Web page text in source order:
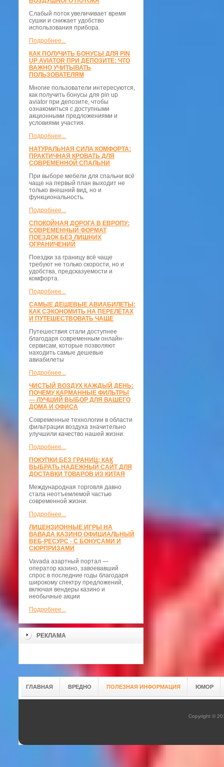
Слабый поток увеличивает время
сушки и снижает удобство
использования прибора.
Подробнее...
КАК ПОЛУЧИТЬ БОНУСЫ ДЛЯ PIN
UP AVIATOR ПРИ ДЕПОЗИТЕ: ЧТО
ВАЖНО УЧИТЫВАТЬ
ПОЛЬЗОВАТЕЛЯМ
Многие пользователи интересуются,
как получить бонусы для pin up
aviator при депозите, чтобы
ознакомиться с доступными
акционными предложениями и
условиями участия.
Подробнее...
НАТУРАЛЬНАЯ СИЛА КОМФОРТА:
ПРАКТИЧНАЯ КРОВАТЬ ДЛЯ
СОВРЕМЕННОЙ СПАЛЬНИ
При выборе мебели для спальни всё
чаще на первый план выходит не
только внешний вид, но и
функциональность.
Подробнее...
СПОКОЙНАЯ ДОРОГА В ЕВРОПУ:
СОВРЕМЕННЫЙ ФОРМАТ
ПОЕЗДОК БЕЗ ЛИШНИХ
ОГРАНИЧЕНИЙ
Поездки за границу всё чаще
требуют не только скорости, но и
удобства, предсказуемости и
комфорта.
Подробнее...
САМЫЕ ДЕШЕВЫЕ АВИАБИЛЕТЫ:
КАК СЭКОНОМИТЬ НА ПЕРЕЛЁТАХ
И ПУТЕШЕСТВОВАТЬ ЧАЩЕ
Путешествия стали доступнее
благодаря современным онлайн-
сервисам, которые позволяют
находить самые дешевые
авиабилеты
Подробнее...
ЧИСТЫЙ ВОЗДУХ КАЖДЫЙ ДЕНЬ:
ПОЧЕМУ КАРМАННЫЕ ФИЛЬТРЫ
— ЛУЧШИЙ ВЫБОР ДЛЯ ВАШЕГО
ДОМА И ОФИСА
Современные технологии в области
фильтрации воздуха значительно
улучшили качество нашей жизни.
Подробнее...
ПОКУПКИ БЕЗ ГРАНИЦ: КАК
ВЫБРАТЬ НАДЕЖНЫЙ САЙТ ДЛЯ
ДОСТАВКИ ТОВАРОВ ИЗ КИТАЯ
Международная торговля давно
стала неотъемлемой частью
современной жизни.
Подробнее...
ЛИЦЕНЗИОННЫЕ ИГРЫ НА
ВАВАДА КАЗИНО ОФИЦИАЛЬНЫЙ
ВЕБ-РЕСУРС - С БОНУСАМИ И
СЮРПРИЗАМИ
Vavada азартный портал —
оператор казино, завоевавший
спрос в последние годы благодаря
широкому спектру предложений,
включая вендеры казино и
необычные акции
Подробнее...
РЕКЛАМА
ГЛАВНАЯ ВРЕДНО ПОЛЕЗНАЯ ИНФОРМАЦИЯ ЮМОР
Copyright ©